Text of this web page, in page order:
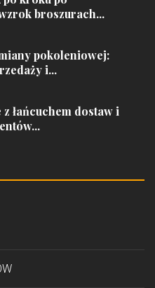
broszurach...
pokoleniowej:
i...
łańcuchem dostaw i